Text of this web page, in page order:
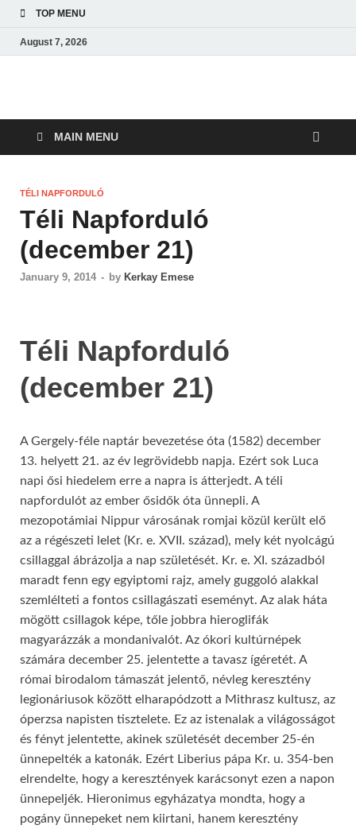
TOP MENU
August 7, 2026
Amerikai Magyar
Múzeum
MAIN MENU
TÉLI NAPFORDULÓ
Téli Napforduló
(december 21)
January 9, 2014 - by Kerkay Emese
Téli Napforduló
(december 21)
A Gergely-féle naptár bevezetése óta (1582) december
13. helyett 21. az év legrövidebb napja. Ezért sok Luca
napi ősi hiedelem erre a napra is átterjedt. A téli
napfordulót az ember ősidők óta ünnepli. A
mezopotámiai Nippur városának romjai közül került elő
az a régészeti lelet (Kr. e. XVII. század), mely két nyolcágú
csillaggal ábrázolja a nap születését. Kr. e. XI. századból
maradt fenn egy egyiptomi rajz, amely guggoló alakkal
szemlélteti a fontos csillagászati eseményt. Az alak háta
mögött csillagok képe, tőle jobbra hieroglifák
magyarázzák a mondanivalót. Az ókori kultúrnépek
számára december 25. jelentette a tavasz ígéretét. A
római birodalom támaszát jelentő, névleg keresztény
legionáriusok között elharapódzott a Mithrasz kultusz, az
óperzsa napisten tisztelete. Ez az istenalak a világosságot
és fényt jelentette, akinek születését december 25-én
ünnepelték a katonák. Ezért Liberius pápa Kr. u. 354-ben
elrendelte, hogy a keresztények karácsonyt ezen a napon
ünnepeljék. Hieronimus egyházatya mondta, hogy a
pogány ünnepeket nem kiirtani, hanem keresztény